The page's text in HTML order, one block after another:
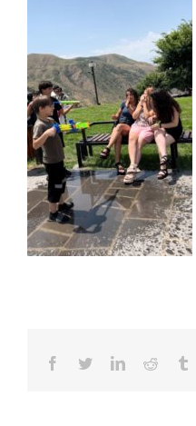
Facebook
TwitterLinkedinReddit